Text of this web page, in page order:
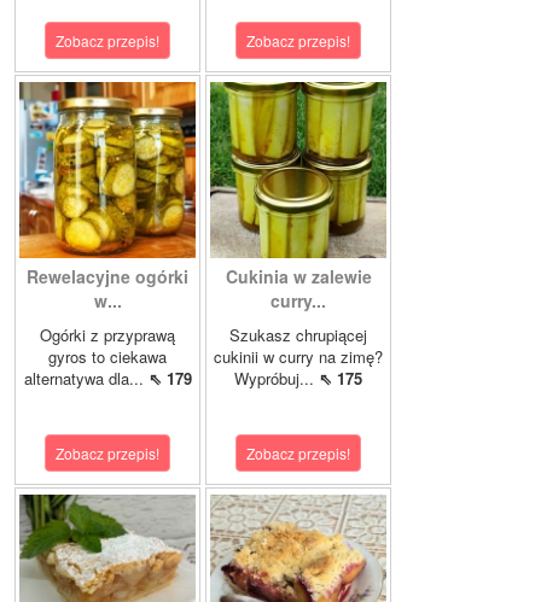
Zobacz przepis! Zobacz przepis!
Rewelacyjne ogórki
w...
Ogórki z przyprawą
gyros to ciekawa
alternatywa dla... ⇖ 179
Zobacz przepis!
Cukinia w zalewie
curry...
Szukasz chrupiącej
cukinii w curry na zimę?
Wypróbuj... ⇖ 175
Zobacz przepis!